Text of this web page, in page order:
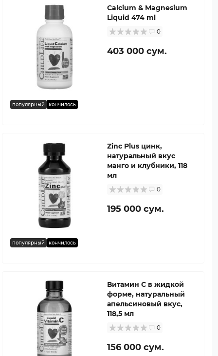
популярный кончилось
Calcium & Magnesium
Liquid 474 ml
0
403 000 сум.
популярный кончилось
Zinc Plus цинк,
натуральный вкус
манго и клубники, 118
мл
0
195 000 сум.
Витамин C в жидкой
форме, натуральный
апельсиновый вкус,
118,5 мл
0
156 000 сум.